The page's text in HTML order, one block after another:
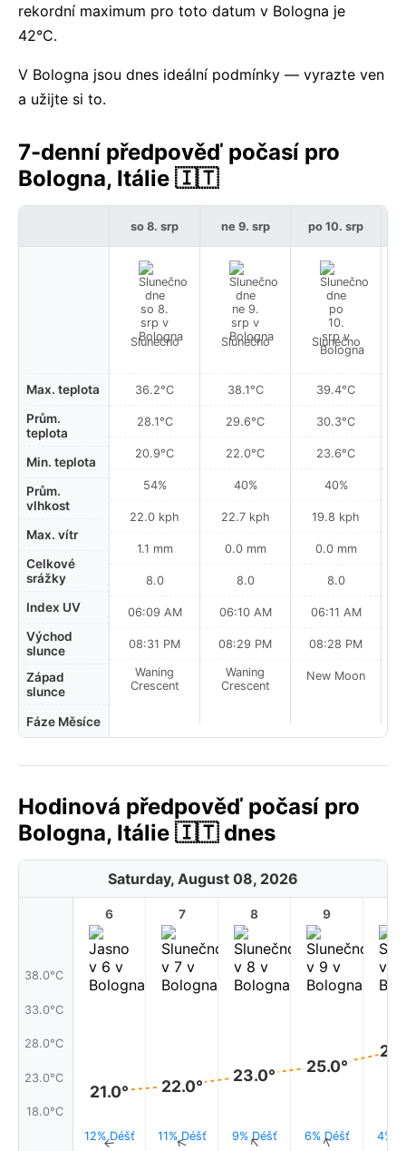
rekordní maximum pro toto datum v Bologna je
42°C.
V Bologna jsou dnes ideální podmínky — vyrazte ven
a užijte si to.
7-denní předpověď počasí pro
Bologna, Itálie 🇮🇹
Max. teplota
Prům.
teplota
Min. teplota
Prům.
vlhkost
Max. vítr
Celkové
srážky
Index UV
Východ
slunce
Západ
slunce
Fáze Měsíce
so 8. srp
Slunečno
36.2°C
28.1°C
20.9°C
54%
22.0 kph
1.1 mm
8.0
06:09 AM
08:31 PM
Waning
Crescent
ne 9. srp
Slunečno
38.1°C
29.6°C
22.0°C
40%
22.7 kph
0.0 mm
8.0
06:10 AM
08:29 PM
Waning
Crescent
po 10. srp
Slunečno
39.4°C
30.3°C
23.6°C
40%
19.8 kph
0.0 mm
8.0
06:11 AM
08:28 PM
New Moon
Hodinová předpověď počasí pro
Bologna, Itálie 🇮🇹 dnes
Saturday, August 08, 2026
38.0°C
33.0°C
28.0°C
23.0°C
18.0°C
6
21.0°
12% Déšť
↑
7
22.0°
11% Déšť
↑
8
23.0°
9% Déšť
↑
9
25.0°
6% Déšť
↑ 4%